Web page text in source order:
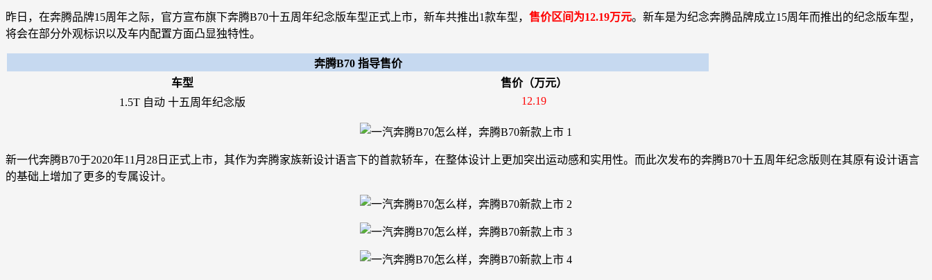
昨日，在奔腾品牌15周年之际，官方宣布旗下奔腾B70十五周年纪念版车型正式上市，新车共推出1款车型， 售价区间为12.19万元。新车是为纪念奔腾品牌成立15周年而推出的纪念版车型，
将会在部分外观标识以及车内配置方面凸显独特性。
奔腾B70 指导售价
车型
售价（万元）
1.5T 自动 十五周年纪念版
12.19
新一代奔腾B70于2020年11月28日正式上市，其作为奔腾家族新设计语言下的首款轿车，在整体设计上更加突出运动感和实用性。而此次发布的奔腾B70十五周年纪念版则在其原有设计语言
的基础上增加了更多的专属设计。